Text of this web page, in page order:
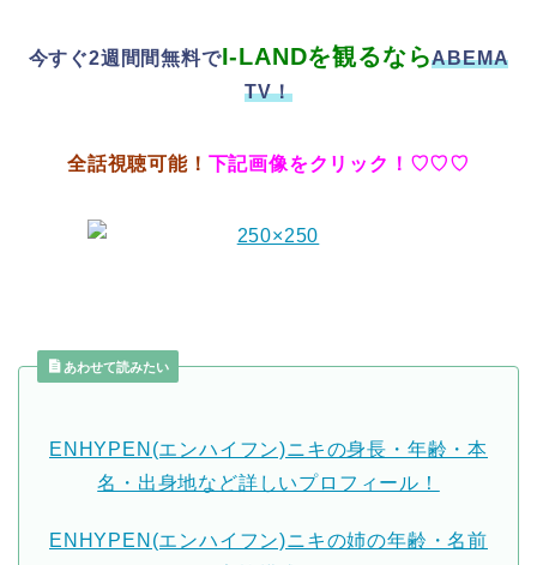
今すぐ2週間間無料でI-LANDを観るならABEMA
TV！
全話視聴可能！ 下記画像をクリック！♡♡♡
あわせて読みたい
ENHYPEN(エンハイフン)ニキの身長・年齢・本
名・出身地など詳しいプロフィール！
ENHYPEN(エンハイフン)ニキの姉の年齢・名前